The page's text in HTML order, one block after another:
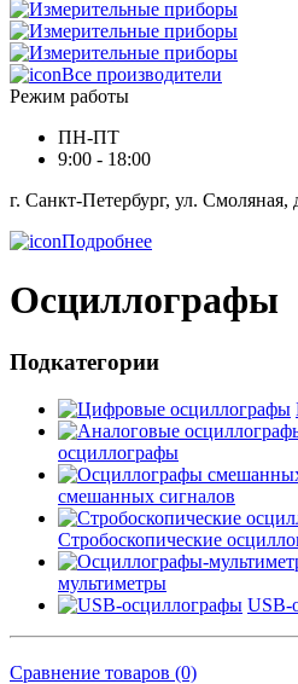
Все производители
Режим работы
ПН-ПТ
9:00 - 18:00
г. Санкт-Петербург, ул.
Подробнее
Осциллографы
Подкатегории
осциллографы
смешанных сигналов
Стробоскопические
мультиметры
USB-
Сравнение товаров (0)